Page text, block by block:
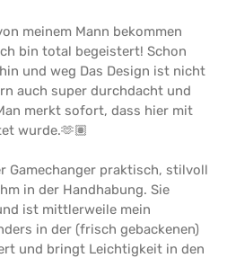
meinem Mann bekommen
bin total begeistert! Schon
und weg Das Design ist nicht
auch super durchdacht und
merkt sofort, dass hier mit
wurde.🫶🏽
Gamechanger praktisch, stilvoll
in der Handhabung. Sie
ist mittlerweile mein
in der (frisch gebackenen)
und bringt Leichtigkeit in den